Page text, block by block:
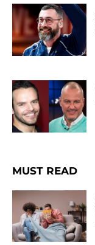
MUST READ